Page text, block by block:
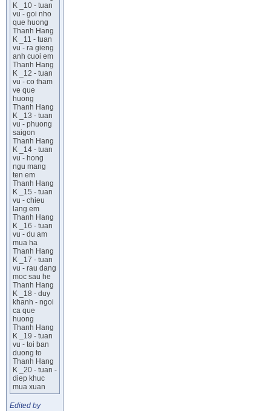
K _10 - tuan
vu - goi nho
que huong
Thanh Hang
K _11 - tuan
vu - ra gieng
anh cuoi em
Thanh Hang
K _12 - tuan
vu - co tham
ve que
huong
Thanh Hang
K _13 - tuan
vu - phuong
saigon
Thanh Hang
K _14 - tuan
vu - hong
ngu mang
ten em
Thanh Hang
K _15 - tuan
vu - chieu
lang em
Thanh Hang
K _16 - tuan
vu - du am
mua ha
Thanh Hang
K _17 - tuan
vu - rau dang
moc sau he
Thanh Hang
K _18 - duy
khanh - ngoi
ca que
huong
Thanh Hang
K _19 - tuan
vu - toi ban
duong to
Thanh Hang
K _20 - tuan -
diep khuc
mua xuan
Edited by